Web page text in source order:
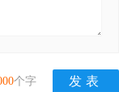
个字